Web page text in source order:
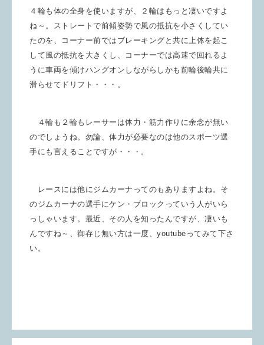
４輪も体の全身を使いますが、２輪はもっと凄いですよ
ね～。ストレートで前傾姿勢で風の抵抗を小さくしてい
たのを、コーナー前ではブレーキングと共に上体を起こ
して風の抵抗を大きくし、コーナーでは高速で回れるよ
うに車両を傾けハングオンしながらしかも前輪後輪共に
滑らせてドリフト・・・。
４輪も２輪もレーサーは体力・筋力作りに余念が無い
のでしょうね。勿論、体力が必要なのは他のスポーツ選
手にも言えることですが・・・。
レースには他にジムカーナってのもありますよね。そ
のジムカーナの選手にケン・ブロックっていう人がいら
っしゃいます。最近、その人を知ったんですが、凄いも
んですね～、御存じ無い方は一度、youtubeってみて下さ
い。